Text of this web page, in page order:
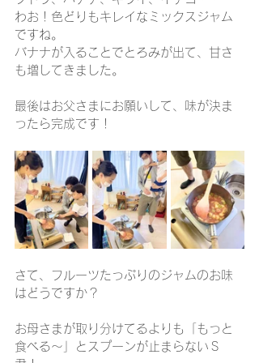
わお！色どりもキレイなミックスジャム
ですね。
バナナが入ることでとろみが出て、甘さ
も増してきました。
最後はお父さまにお願いして、味が決ま
ったら完成です！
さて、フルーツたっぷりのジャムのお味
はどうですか？
お母さまが取り分けてるよりも「もっと
食べる～」とスプーンが止まらないＳ